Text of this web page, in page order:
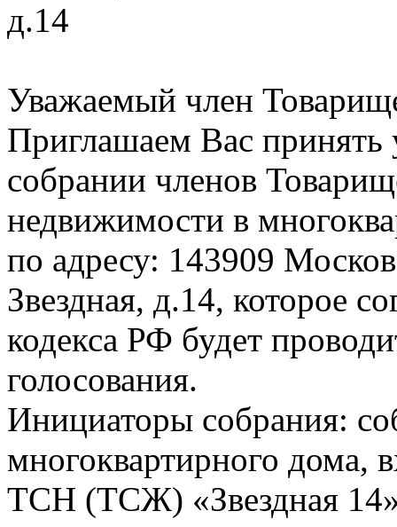
д.14
Уважаемый член
Приглашаем Вас принять
собрании членов
недвижимости в
по адресу: 143909
Звездная, д.14, которое
кодекса РФ будет
голосования.
Инициаторы собрания:
многоквартирного дома,
ТСН (ТСЖ) «Звездная